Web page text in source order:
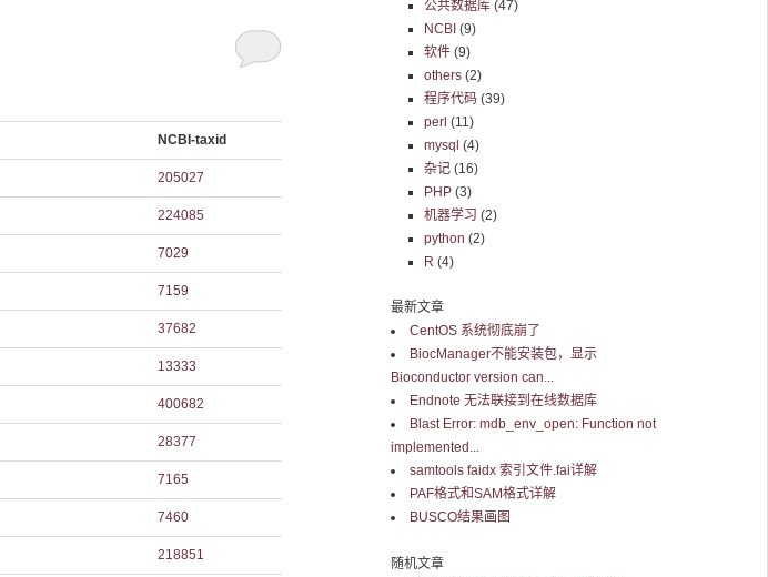
NCBI-taxid
205027
224085
7029
7159
37682
13333
400682
28377
7165
7460
218851
公共数据库(47)
NCBI (9)
软件(9)
others(2)
程序代码(39)
perl (11)
mysql (4)
杂记(16)
PHP(3)
机器学习 (2)
python (2)
R (4)
最新文章
CentOS 系统彻底崩了
BiocManager不能安装包，显示
Bioconductor version can...
Endnote 无法联接到在线数据库
Blast Error: mdb_env_open: Function not
implemented...
samtools faidx 索引文件.fai详解
PAF格式和SAM格式详解
BUSCO结果画图
随机文章